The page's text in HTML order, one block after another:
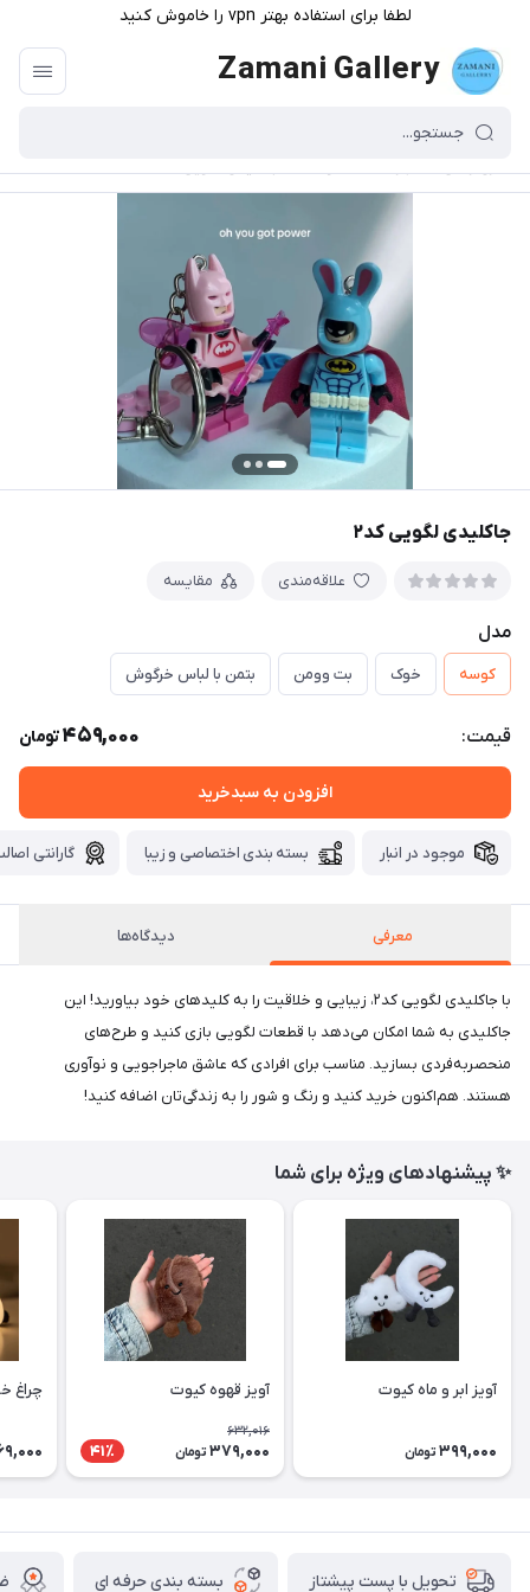
لطفا برای استفاده بهتر vpn را خاموش کنید
Zamani Gallery
جاکلیدی لگویی کد۲
علاقه‌مندی مقایسه
مدل
کوسه خوک بت وومن بتمن با لباس خرگوش
قیمت: 459,000تومان
افزودن به سبدخرید
موجود در انبار بسته بندی اختصاصی و زیبا گارانتی
معرفی دیدگاه‌ها
با جاکلیدی لگویی کد۲، زیبایی و خلاقیت را به کلیدهای خود بیاورید! این
جاکلیدی به شما امکان می‌دهد با قطعات لگویی بازی کنید و طرح‌های
منحصربه‌فردی بسازید. مناسب برای افرادی که عاشق ماجراجویی و نوآوری
هستند. هم‌اکنون خرید کنید و رنگ و شور را به زندگی‌تان اضافه کنید!
✨ پیشنهادهای ویژه برای شما
آویز ابر و ماه کیوت
399,000 تومان
آویز قهوه کیوت
632,016
379,000 تومان 41٪
چراغ
تحویل با پست پیشتاز بسته بندی حرفه ای